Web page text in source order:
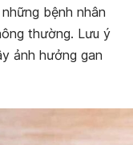
bệnh nhân
thường. Lưu ý
ảnh hưởng gan